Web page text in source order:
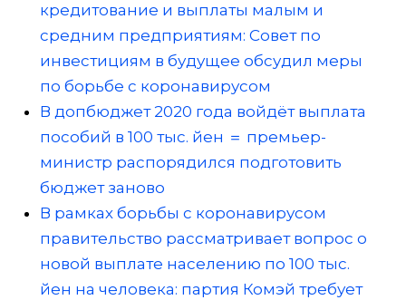
кредитование и выплаты малым и
средним предприятиям: Совет по
инвестициям в будущее обсудил меры
по борьбе с коронавирусом
В допбюджет 2020 года войдёт выплата
пособий в 100 тыс. йен ＝ премьер-
министр распорядился подготовить
бюджет заново
В рамках борьбы с коронавирусом
правительство рассматривает вопрос о
новой выплате населению по 100 тыс.
йен на человека: партия Комэй требует